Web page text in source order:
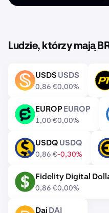
Ludzie, którzy mają
USDS USDSUSDS
0,86 €0,00%
USDPT
EUROP EUROPEUROP
1,00 €0,00%
USDQ USDQUSDQ
0,86 €-0,30%
FIDD Fidelity Digital
0,86 €0,00%
DaiDAI